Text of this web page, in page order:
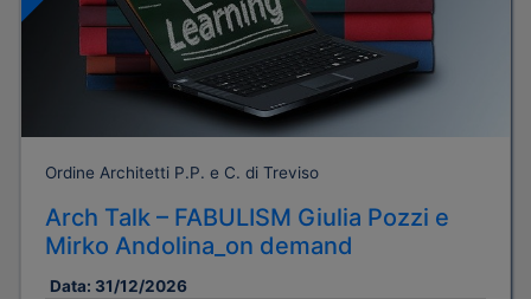
Ordine Architetti P.P. e C. di Treviso
Arch Talk – FABULISM Giulia Pozzi e
Mirko Andolina_on demand
Data: 31/12/2026